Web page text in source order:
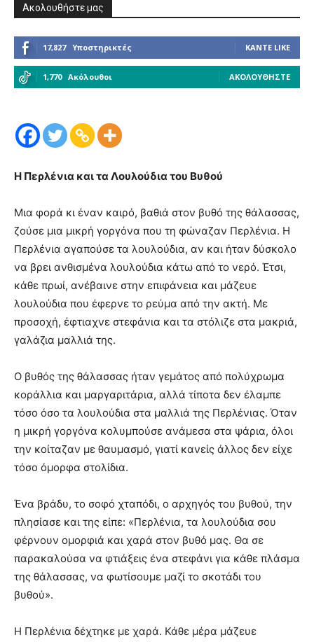
Ακολουθήστε μας
17,827 Υποστηρικτές ΚΆΝΤΕ LIKE
1,770 Ακόλουθοι ΑΚΟΛΟΥΘΉΣΤΕ
Η Περλένια και τα Λουλούδια του Βυθού
Μια φορά κι έναν καιρό, βαθιά στον βυθό της θάλασσας,
ζούσε μια μικρή γοργόνα που τη φώναζαν Περλένια. Η
Περλένια αγαπούσε τα λουλούδια, αν και ήταν δύσκολο
να βρει ανθισμένα λουλούδια κάτω από το νερό. Έτσι,
κάθε πρωί, ανέβαινε στην επιφάνεια και μάζευε
λουλούδια που έφερνε το ρεύμα από την ακτή. Με
προσοχή, έφτιαχνε στεφάνια και τα στόλιζε στα μακριά,
γαλάζια μαλλιά της.
Ο βυθός της θάλασσας ήταν γεμάτος από πολύχρωμα
κοράλλια και μαργαριτάρια, αλλά τίποτα δεν έλαμπε
τόσο όσο τα λουλούδια στα μαλλιά της Περλένιας. Όταν
η μικρή γοργόνα κολυμπούσε ανάμεσα στα ψάρια, όλοι
την κοίταζαν με θαυμασμό, γιατί κανείς άλλος δεν είχε
τόσο όμορφα στολίδια.
Ένα βράδυ, το σοφό χταπόδι, ο αρχηγός του βυθού, την
πλησίασε και της είπε: «Περλένια, τα λουλούδια σου
φέρνουν ομορφιά και χαρά στον βυθό μας. Θα σε
παρακαλούσα να φτιάξεις ένα στεφάνι για κάθε πλάσμα
της θάλασσας, να φωτίσουμε μαζί το σκοτάδι του
βυθού».
Η Περλένια δέχτηκε με χαρά. Κάθε μέρα μάζευε